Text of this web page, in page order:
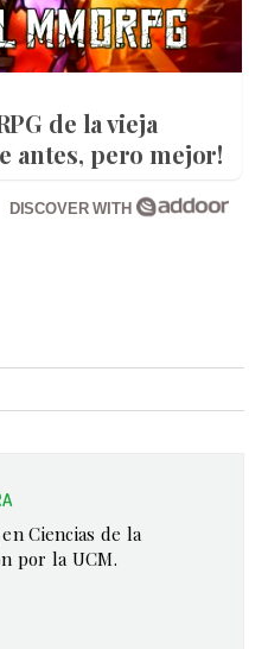
de la vieja
antes, pero mejor!
DISCOVER WITH
Ciencias de la
por la UCM.